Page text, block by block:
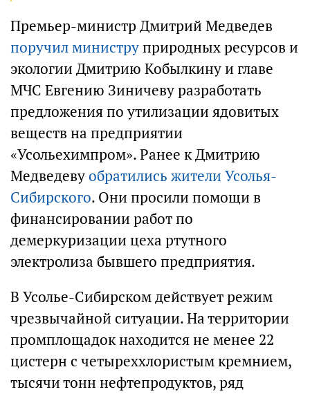
Премьер-министр Дмитрий Медведев
поручил министруприродных ресурсов и
экологии Дмитрию Кобылкину и главе
МЧС Евгению Зиничеву разработать
предложения по утилизации ядовитых
веществ на предприятии
«Усольехимпром». Ранее к Дмитрию
Медведевуобратились жители Усолья-
Сибирского. Они просили помощи в
финансировании работ по
демеркуризации цеха ртутного
электролиза бывшего предприятия.
В Усолье-Сибирском действует режим
чрезвычайной ситуации. На территории
промплощадок находится не менее 22
цистерн с четыреххлористым кремнием,
тысячи тонн нефтепродуктов, ряд